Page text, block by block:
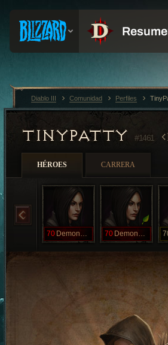
TINYPATTY #1461
HÉROES CARRERA
70 DemonHard 70 DemonHard
Diablo III Comunidad Perfiles